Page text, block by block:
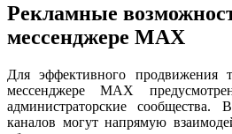
Рекламные
мессенджере MAX
Для эффективного продвижения
мессенджере MAX
администраторские сообщества.
каналов могут напрямую